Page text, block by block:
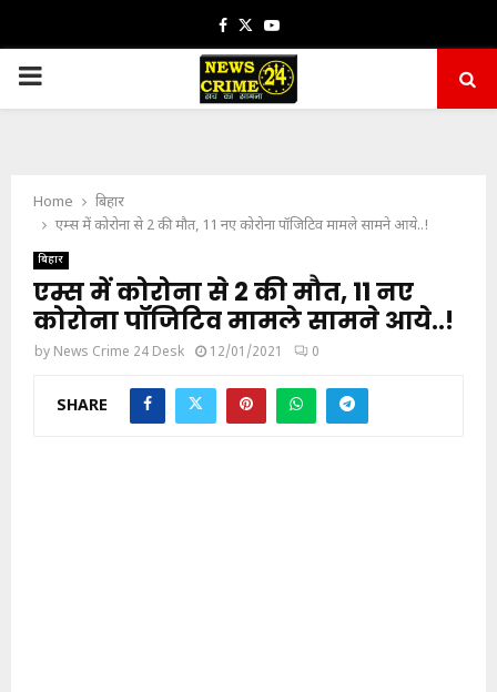
Facebook
TwitterYoutube
PRIMARY
Home
बिहार
एम्स में कोरोना से 2 की मौत, 11 नए कोरोना पॉजिटिव मामले सामने आये..!
बिहार
एम्स में कोरोना से 2 की मौत, 11 नए
कोरोना पॉजिटिव मामले सामने आये..!
by News Crime 24 Desk 12/01/2021 0
SHARE